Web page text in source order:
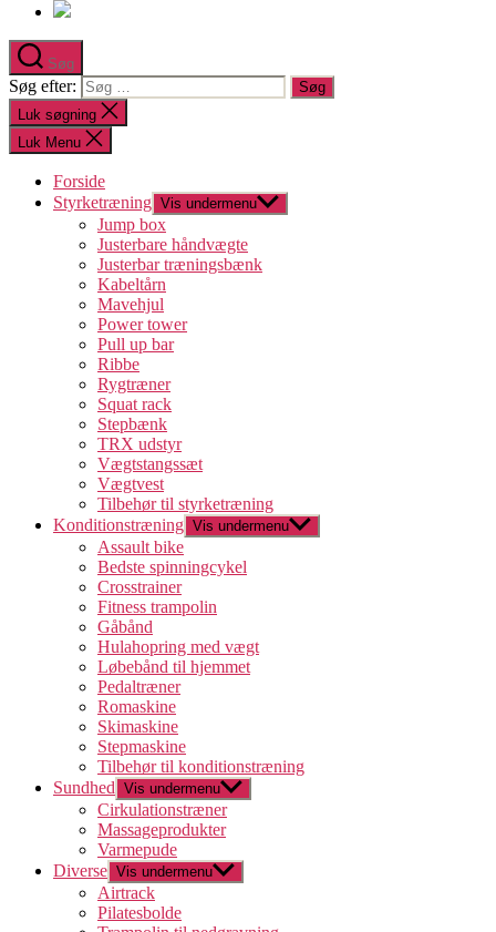
Søg
Søg efter:
Luk søgning
Luk Menu
Forside
Styrketræning Vis undermenu
Jump box
Justerbare håndvægte
Justerbar træningsbænk
Kabeltårn
Mavehjul
Power tower
Pull up bar
Ribbe
Rygtræner
Squat rack
Stepbænk
TRX udstyr
Vægtstangssæt
Vægtvest
Tilbehør til styrketræning
Konditionstræning Vis undermenu
Assault bike
Bedste spinningcykel
Crosstrainer
Fitness trampolin
Gåbånd
Hulahopring med vægt
Løbebånd til hjemmet
Pedaltræner
Romaskine
Skimaskine
Stepmaskine
Tilbehør til konditionstræning
Sundhed Vis undermenu
Cirkulationstræner
Massageprodukter
Varmepude
Diverse Vis undermenu
Airtrack
Pilatesbolde